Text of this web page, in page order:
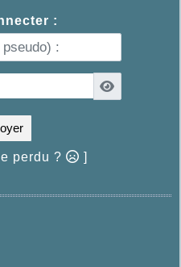
:
perdu ? ]